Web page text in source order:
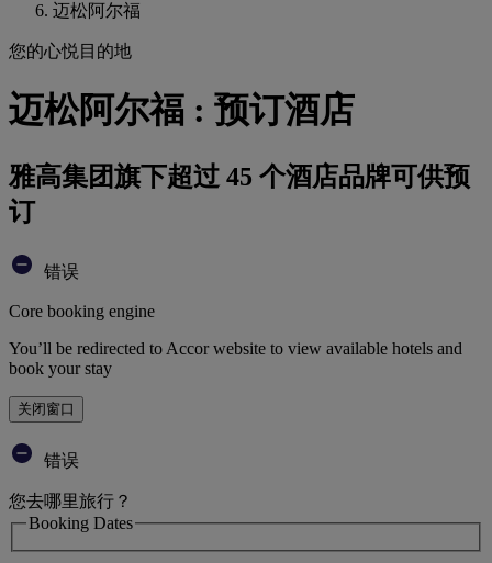
迈松阿尔福
您的心悦目的地
迈松阿尔福 : 预订酒店
雅高集团旗下超过 45 个酒店品牌可供预
订
错误
Core booking engine
You’ll be redirected to Accor website to view available hotels and
book your stay
关闭窗口
错误
您去哪里旅行？
Booking Dates